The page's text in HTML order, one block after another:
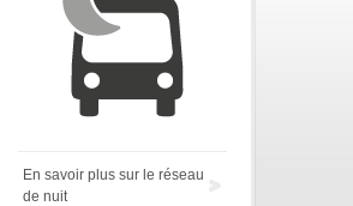
En savoir plus sur le réseau
de nuit